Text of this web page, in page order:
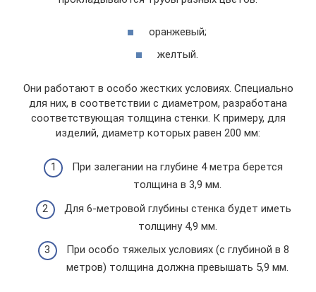
оранжевый;
желтый.
Они работают в особо жестких условиях. Специально
для них, в соответствии с диаметром, разработана
соответствующая толщина стенки. К примеру, для
изделий, диаметр которых равен 200 мм:
При залегании на глубине 4 метра берется
толщина в 3,9 мм.
Для 6-метровой глубины стенка будет иметь
толщину 4,9 мм.
При особо тяжелых условиях (с глубиной в 8
метров) толщина должна превышать 5,9 мм.